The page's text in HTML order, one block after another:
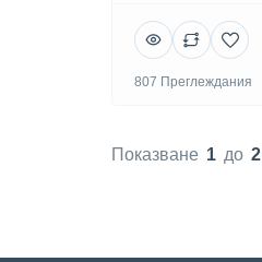
807 Преглеждания
Показване 1 до 2